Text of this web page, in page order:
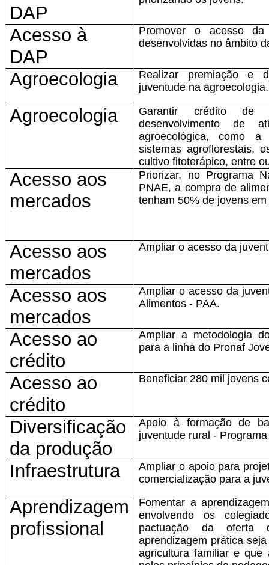
DAP
Acesso à
DAP
Promover o acesso
desenvolvidas no âmbito
Agroecologia
Realizar premiação e
juventude na agroecologia.
Agroecologia
Garantir crédito de
desenvolvimento de
agroecológica, como
sistemas agroflorestais,
cultivo fitoterápico, entre
Acesso aos
mercados
Priorizar, no Programa
PNAE, a compra de
tenham 50% de jovens
Acesso aos
mercados
Ampliar o acesso da
Acesso aos
mercados
Ampliar o acesso da
Alimentos - PAA.
Acesso ao
crédito
Ampliar a metodologia
para a linha do Pronaf
Acesso ao
crédito
Beneficiar 280 mil jovens
Diversificação
da produção
Apoio à formação de
juventude rural -
Infraestrutura
Ampliar o apoio para
comercialização para a
Aprendizagem
profissional
Fomentar a
envolvendo os
pactuação da oferta
aprendizagem prática
agricultura familiar e que